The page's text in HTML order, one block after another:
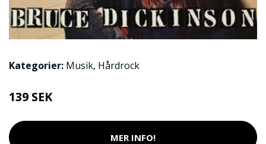
Kategorier: Musik, Hårdrock
139 SEK
MER INFO!